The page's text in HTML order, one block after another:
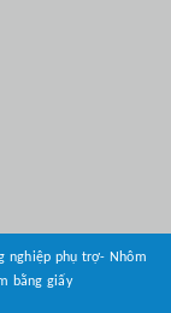
nghiệp phụ trợ- Nhôm
bằng giấy